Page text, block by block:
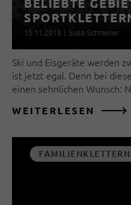
BELIEBTE
15.11.2018 | Susa Schreiner
Ski und Eisgeräte werden
ist jetzt egal. Denn bei
einen sehnlichen Wunsch:
WEITERLESEN
FAMILIENKLETTERN